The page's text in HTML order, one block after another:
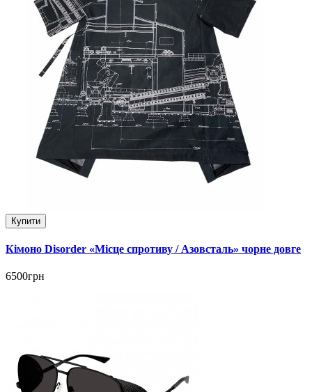
Купити
Кімоно Disorder «Місце спротиву / Азовсталь» чорне довге
6500грн